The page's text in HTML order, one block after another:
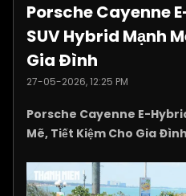
Posts:5399
Porsche Cayenne
SUV Hybrid Mạnh
Gia Đình
27-05-2026, 12:25 PM
Porsche Cayenne E-
Mẽ, Tiết Kiệm Cho Gia Đình